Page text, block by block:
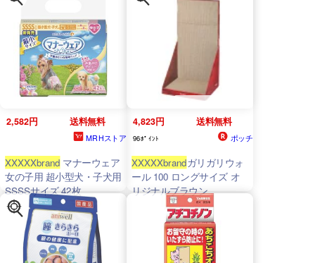
2,582円 送料無料
MRHストア
XXXXXbrand マナーウェア
女の子用 超小型犬・子犬用
SSSSサイズ 42枚
4,823円 送料無料
96ﾎﾟｲﾝﾄ ポッチ
XXXXXbrandガリガリウォ
ール 100 ロングサイズ オ
リジナルブラウン